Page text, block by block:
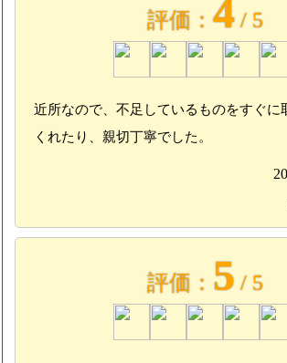
評価： 4/ 5
近所なので、不足しているものをすぐに
くれたり、親切丁寧でした。
評価： 5 / 5